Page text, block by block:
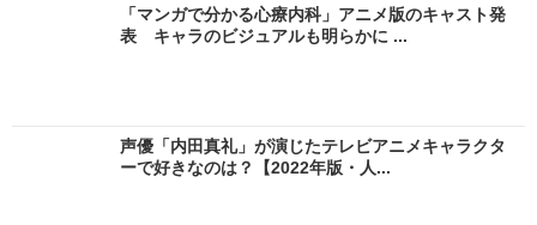
「マンガで分かる心療内科」アニメ版のキャスト発
表 キャラのビジュアルも明らかに ...
声優「内田真礼」が演じたテレビアニメキャラクタ
ーで好きなのは？【2022年版・人...